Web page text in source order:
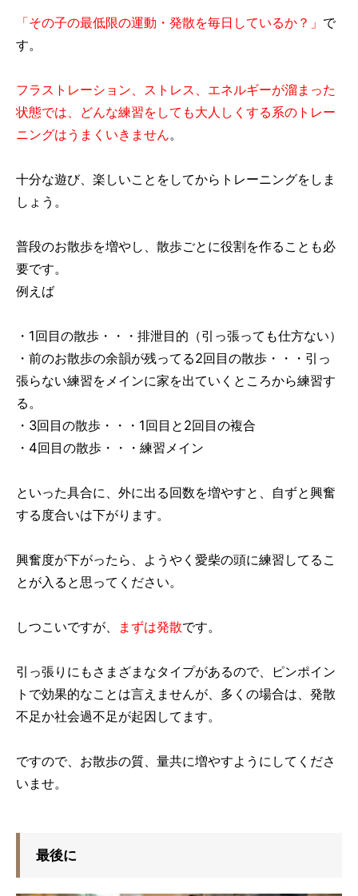
「その子の最低限の運動・発散を毎日しているか？」 で
す。
フラストレーション、ストレス、エネルギーが溜まった
状態では、どんな練習をしても大人しくする系のトレー
ニングはうまくいきません。
十分な遊び、楽しいことをしてからトレーニングをしま
しょう。
普段のお散歩を増やし、散歩ごとに役割を作ることも必
要です。
例えば
・1回目の散歩・・・排泄目的（引っ張っても仕方ない）
・前のお散歩の余韻が残ってる2回目の散歩・・・引っ
張らない練習をメインに家を出ていくところから練習す
る。
・3回目の散歩・・・1回目と2回目の複合
・4回目の散歩・・・練習メイン
といった具合に、外に出る回数を増やすと、自ずと興奮
する度合いは下がります。
興奮度が下がったら、ようやく愛柴の頭に練習してるこ
とが入ると思ってください。
しつこいですが、 まずは発散です。
引っ張りにもさまざまなタイプがあるので、ピンポイン
トで効果的なことは言えませんが、多くの場合は、発散
不足か社会過不足が起因してます。
ですので、お散歩の質、量共に増やすようにしてくださ
いませ。
最後に